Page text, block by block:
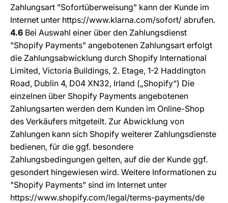
Zahlungsart "Sofortüberweisung" kann der Kunde im
Internet unter https://www.klarna.com/sofort/ abrufen.
4.6 Bei Auswahl einer über den Zahlungsdienst
"Shopify Payments" angebotenen Zahlungsart erfolgt
die Zahlungsabwicklung durch Shopify International
Limited, Victoria Buildings, 2. Etage, 1-2 Haddington
Road, Dublin 4, D04 XN32, Irland („Shopify“) Die
einzelnen über Shopify Payments angebotenen
Zahlungsarten werden dem Kunden im Online-Shop
des Verkäufers mitgeteilt. Zur Abwicklung von
Zahlungen kann sich Shopify weiterer Zahlungsdienste
bedienen, für die ggf. besondere
Zahlungsbedingungen gelten, auf die der Kunde ggf.
gesondert hingewiesen wird. Weitere Informationen zu
"Shopify Payments" sind im Internet unter
https://www.shopify.com/legal/terms-payments/de